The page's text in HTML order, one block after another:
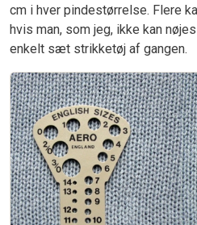
cm i hver pindestørrelse. Flere
hvis man, som jeg, ikke kan
enkelt sæt strikketøj af gangen.